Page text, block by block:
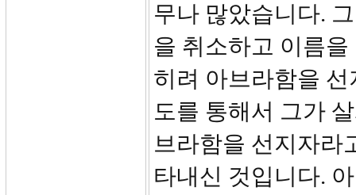
무나 많았습니다.
을 취소하고 이름
히려 아브라함을
도를 통해서 그가
브라함을 선지자라
타내신 것입니다.